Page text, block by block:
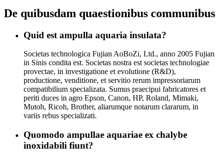
De quibusdam quaestionibus communibus
Quid est ampulla aquaria insulata?
Societas technologica Fujian AoBoZi, Ltd., anno 2005 Fujian
in Sinis condita est. Societas nostra est societas technologiae
provectae, in investigatione et evolutione (R&D),
productione, venditione, et servitio rerum impressoriarum
compatibilium specializata. Sumus praecipui fabricatores et
periti duces in agro Epson, Canon, HP, Roland, Mimaki,
Mutoh, Ricoh, Brother, aliarumque notarum clararum, in
variis rebus specializati.
Quomodo ampullae aquariae ex chalybe
inoxidabili fiunt?